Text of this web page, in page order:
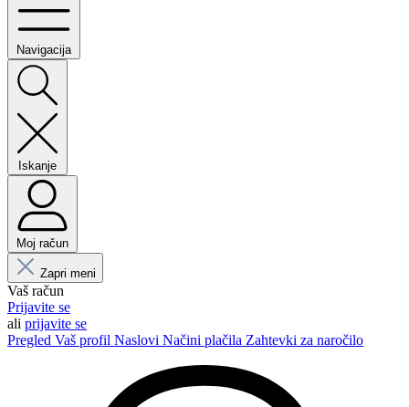
Navigacija
Iskanje
Moj račun
Zapri meni
Vaš račun
Prijavite se
ali prijavite se
Pregled Vaš profil Naslovi Načini plačila Zahtevki za naročilo